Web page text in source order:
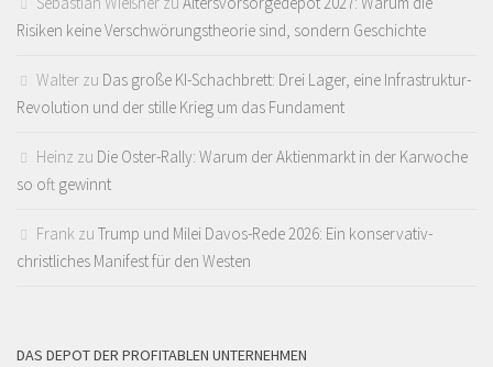
Risiken keine Verschwörungstheorie sind, sondern Geschichte
Walter zu Das große KI-Schachbrett: Drei Lager, eine Infrastruktur-
Revolution und der stille Krieg um das Fundament
Heinz zu Die Oster-Rally: Warum der Aktienmarkt in der Karwoche
so oft gewinnt
Frank zu Trump und Milei Davos-Rede 2026: Ein konservativ-
christliches Manifest für den Westen
DAS DEPOT DER PROFITABLEN UNTERNEHMEN